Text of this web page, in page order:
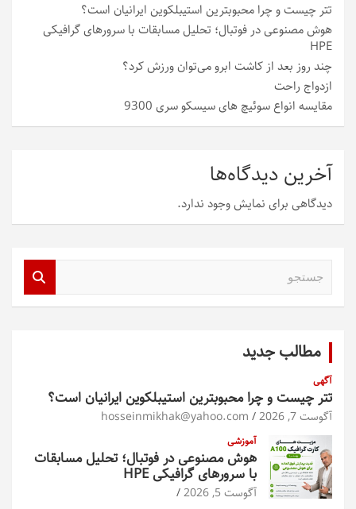
تتر چیست و چرا محبوبترین استیبلکوین ایرانیان است؟
هوش مصنوعی در فوتبال؛ تحلیل مسابقات با سرورهای گرافیکی
HPE
چند روز بعد از کاشت ابرو می‌توان ورزش کرد؟
ازدواج راحت
مقایسه انواع سوئیچ های سیسکو سری 9300
آخرین دیدگاه‌ها
دیدگاهی برای نمایش وجود ندارد.
مطالب جدید
آگهی
تتر چیست و چرا محبوبترین استیبلکوین ایرانیان است؟
آگوست 7, 2026 hosseinmikhak@yahoo.com
آموزشی
هوش مصنوعی در فوتبال؛ تحلیل مسابقات
با سرورهای گرافیکی HPE
آگوست 5, 2026